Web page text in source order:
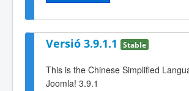
Versió 3.9.1.1 Stable
This is the Chinese Simplified
Joomla! 3.9.1